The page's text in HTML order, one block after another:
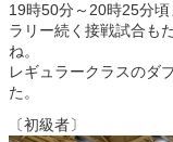
19時50分～20時25分頃
ラリー続く接戦試合も
ね。
レギュラークラスのダ
た。
〔初級者〕